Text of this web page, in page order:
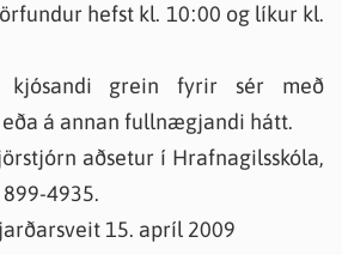
hefst kl. 10:00 og líkur kl.
grein fyrir sér með
á annan fullnægjandi hátt.
aðsetur í Hrafnagilsskóla,
4935.
15. apríl 2009